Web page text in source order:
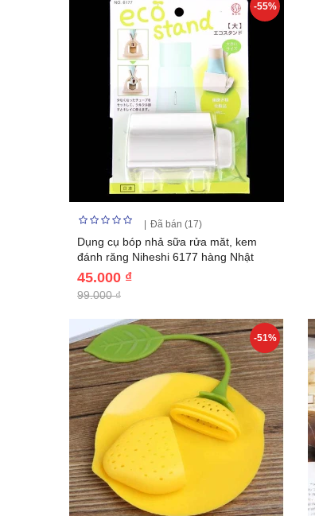
-55%
Đã bán (17)
Dụng cụ bóp nhả sữa rửa măt, kem
đánh răng Niheshi 6177 hàng Nhật
45.000 ₫
99.000 ₫
-51%